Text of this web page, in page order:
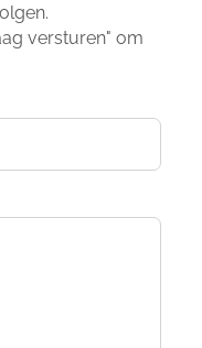
versturen" om